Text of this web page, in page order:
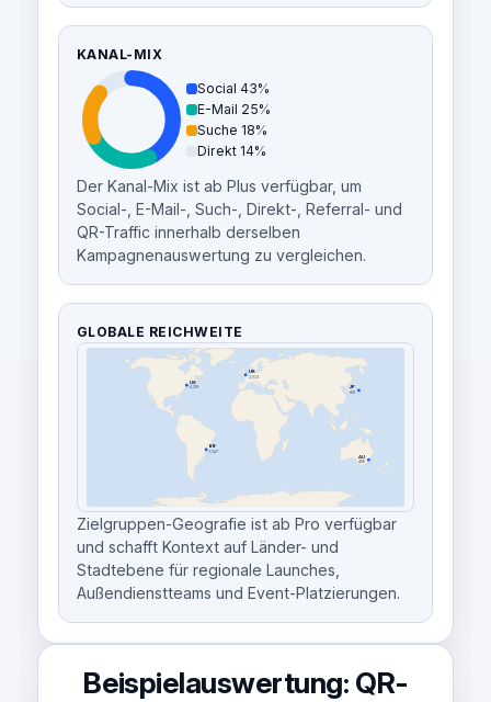
KANAL-MIX
Social 43%
E-Mail 25%
Suche 18%
Direkt 14%
Der Kanal-Mix ist ab Plus verfügbar, um
Social-, E-Mail-, Such-, Direkt-, Referral- und
QR-Traffic innerhalb derselben
Kampagnenauswertung zu vergleichen.
GLOBALE REICHWEITE
US
4,218
UK
2,103
BR
1,547
JP
891
AU
456
Zielgruppen-Geografie ist ab Pro verfügbar
und schafft Kontext auf Länder- und
Stadtebene für regionale Launches,
Außendienstteams und Event-Platzierungen.
Beispielauswertung: QR-